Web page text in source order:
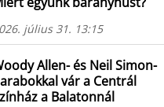
július 31. 13:15
Allen- és Neil Simon-
vár a Centrál
a Balatonnál